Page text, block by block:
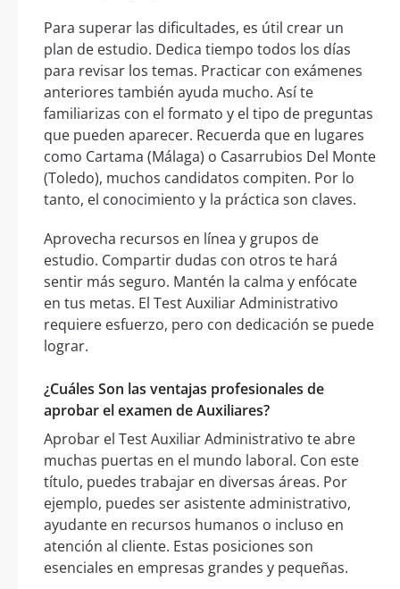
Para superar las dificultades, es útil crear un
plan de estudio. Dedica tiempo todos los días
para revisar los temas. Practicar con exámenes
anteriores también ayuda mucho. Así te
familiarizas con el formato y el tipo de preguntas
que pueden aparecer. Recuerda que en lugares
como Cartama (Málaga) o Casarrubios Del Monte
(Toledo), muchos candidatos compiten. Por lo
tanto, el conocimiento y la práctica son claves.
Aprovecha recursos en línea y grupos de
estudio. Compartir dudas con otros te hará
sentir más seguro. Mantén la calma y enfócate
en tus metas. El Test Auxiliar Administrativo
requiere esfuerzo, pero con dedicación se puede
lograr.
¿Cuáles Son las ventajas profesionales de
aprobar el examen de Auxiliares?
Aprobar el Test Auxiliar Administrativo te abre
muchas puertas en el mundo laboral. Con este
título, puedes trabajar en diversas áreas. Por
ejemplo, puedes ser asistente administrativo,
ayudante en recursos humanos o incluso en
atención al cliente. Estas posiciones son
esenciales en empresas grandes y pequeñas.